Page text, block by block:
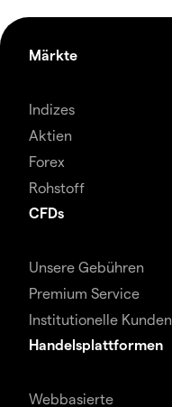
Märkte
Indizes
Aktien
Forex
Rohstoff
CFDs
Unsere Gebühren
Premium Service
Institutionelle Kunden
Handelsplattformen
Webbasierte